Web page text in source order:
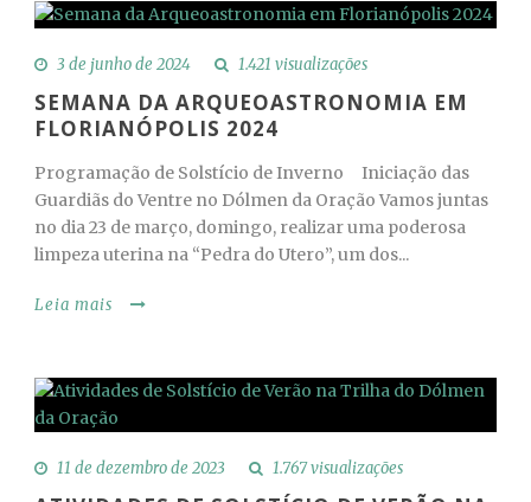
3 de junho de 2024 1.421 visualizações
SEMANA DA ARQUEOASTRONOMIA EM
FLORIANÓPOLIS 2024
Programação de Solstício de Inverno Iniciação das
Guardiãs do Ventre no Dólmen da Oração Vamos juntas
no dia 23 de março, domingo, realizar uma poderosa
limpeza uterina na “Pedra do Utero”, um dos...
Leia mais
11 de dezembro de 2023 1.767 visualizações